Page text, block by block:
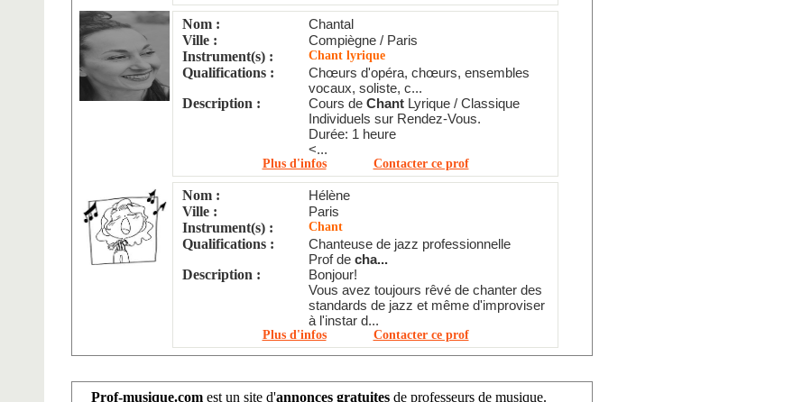
Nom :
Chantal
Ville :
Compiègne / Paris
Instrument(s) :
Chant lyrique
Qualifications :
Chœurs d'opéra, chœurs, ensembles
vocaux, soliste, c...
Description :
Cours de Chant Lyrique / Classique
Individuels sur Rendez-Vous.
Durée: 1 heure
<...
Plus d'infos Contacter ce prof
Nom :
Hélène
Ville :
Paris
Instrument(s) :
Chant
Qualifications :
Chanteuse de jazz professionnelle
Prof de cha...
Description :
Bonjour!
Vous avez toujours rêvé de chanter des
standards de jazz et même d'improviser
à l'instar d...
Plus d'infos Contacter ce prof
Prof-musique.com est un site d'annonces gratuites de professeurs de musique.